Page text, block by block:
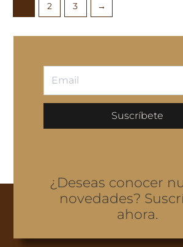
2 3 →
¿Deseas conocer
novedades?
ahora.
Suscríbete